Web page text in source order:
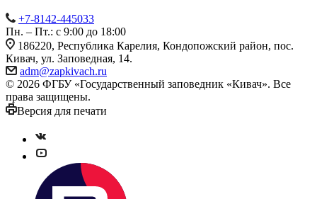
+7-8142-445033
Пн. – Пт.: с 9:00 до 18:00
186220, Республика Карелия, Кондопожский район, пос.
Кивач, ул. Заповедная, 14.
adm@zapkivach.ru
© 2026 ФГБУ «Государственный заповедник «Кивач». Все
права защищены.
Версия для печати